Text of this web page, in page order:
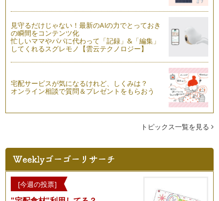
見守るだけじゃない！最新のAIの力でとっておき
の瞬間をコンテンツ化
忙しいママやパパに代わって「記録」&「編集」
してくれるスグレモノ【雲云テクノロジー】
宅配サービスが気になるけれど、しくみは？
オンライン相談で質問＆プレゼントをもらおう
トピックス一覧を見る
[今週の投票]